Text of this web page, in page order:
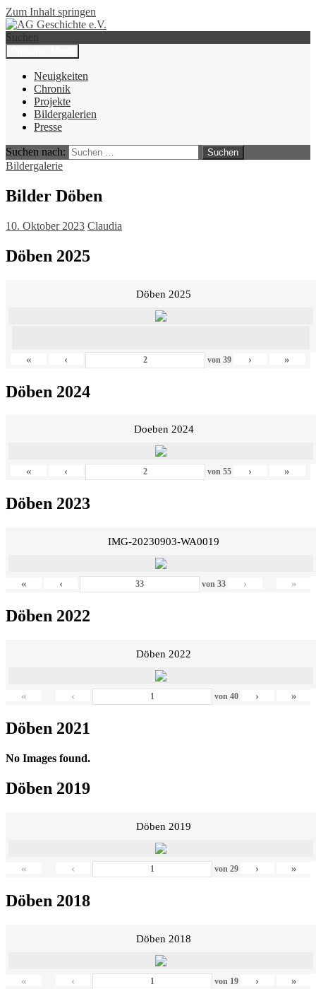
Zum Inhalt springen
AG Geschichte e.V.
Suchen
Neuigkeiten
Chronik
Projekte
Bildergalerien
Presse
Suchen nach:
Bildergalerie
Bilder Döben
10. Oktober 2023 Claudia
Döben 2025
Döben 2025
« ‹ von 39 › »
Döben 2024
Doeben 2024
« ‹ von 55 › »
Döben 2023
IMG-20230903-WA0019
« ‹ von33 › »
Döben 2022
Döben 2022
« ‹ von 40 › »
Döben 2021
No Images found.
Döben 2019
Döben 2019
« ‹ von 29 › »
Döben 2018
Döben 2018
« ‹ von 19 › »